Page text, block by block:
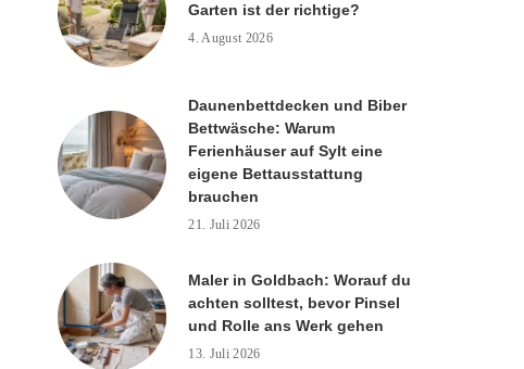
Garten ist der richtige?
4. August 2026
Daunenbettdecken und Biber
Bettwäsche: Warum
Ferienhäuser auf Sylt eine
eigene Bettausstattung
brauchen
21. Juli 2026
Maler in Goldbach: Worauf du
achten solltest, bevor Pinsel
und Rolle ans Werk gehen
13. Juli 2026